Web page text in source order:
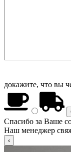
докажите, что вы
Спасибо за Ваше
Наш менеджер